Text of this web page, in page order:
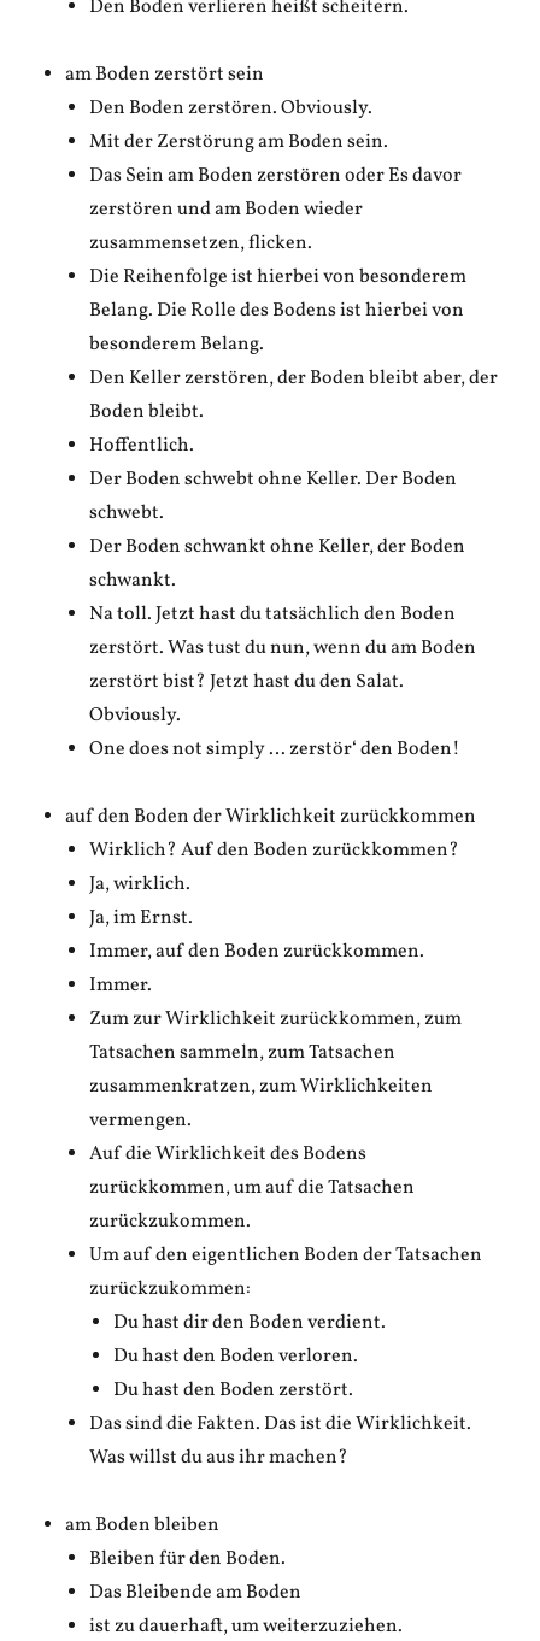
Den Boden verlieren heißt scheitern.
am Boden zerstört sein
Den Boden zerstören. Obviously.
Mit der Zerstörung am Boden sein.
Das Sein am Boden zerstören oder Es davor
zerstören und am Boden wieder
zusammensetzen, flicken.
Die Reihenfolge ist hierbei von besonderem
Belang. Die Rolle des Bodens ist hierbei von
besonderem Belang.
Den Keller zerstören, der Boden bleibt aber, der
Boden bleibt.
Hoffentlich.
Der Boden schwebt ohne Keller. Der Boden
schwebt.
Der Boden schwankt ohne Keller, der Boden
schwankt.
Na toll. Jetzt hast du tatsächlich den Boden
zerstört. Was tust du nun, wenn du am Boden
zerstört bist? Jetzt hast du den Salat.
Obviously.
One does not simply … zerstör‘ den Boden!
auf den Boden der Wirklichkeit zurückkommen
Wirklich? Auf den Boden zurückkommen?
Ja, wirklich.
Ja, im Ernst.
Immer, auf den Boden zurückkommen.
Immer.
Zum zur Wirklichkeit zurückkommen, zum
Tatsachen sammeln, zum Tatsachen
zusammenkratzen, zum Wirklichkeiten
vermengen.
Auf die Wirklichkeit des Bodens
zurückkommen, um auf die Tatsachen
zurückzukommen.
Um auf den eigentlichen Boden der Tatsachen
zurückzukommen:
Du hast dir den Boden verdient.
Du hast den Boden verloren.
Du hast den Boden zerstört.
Das sind die Fakten. Das ist die Wirklichkeit.
Was willst du aus ihr machen?
am Boden bleiben
Bleiben für den Boden.
Das Bleibende am Boden
ist zu dauerhaft, um weiterzuziehen.